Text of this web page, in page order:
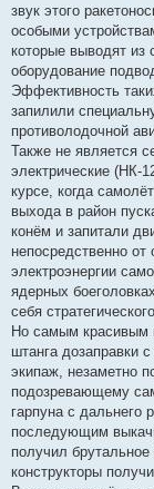
звук этого
особыми
которые выводят из
оборудование
Эффективность
запилили
противолодочной
Также не является
электрические (НК-
курсе, когда
выхода в район
конём и запитали
непосредственно
электроэнергии
ядерных
себя
Но самым красивым
штанга дозаправки
экипаж, незаметно
подозревающему
гарпуна с дальнего
последующим
получил
конструкторы